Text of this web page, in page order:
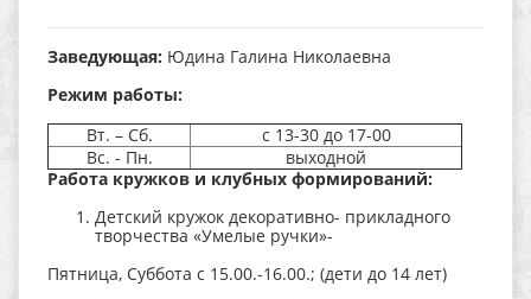
Заведующая: Юдина Галина Николаевна
Режим работы:
Вт. – Сб.
с 13-30 до 17-00
Вс. - Пн.
выходной
Работа кружков и клубных формирований:
Детский кружок декоративно- прикладного
творчества «Умелые ручки»-
Пятница, Суббота с 15.00.-16.00.; (дети до 14 лет)